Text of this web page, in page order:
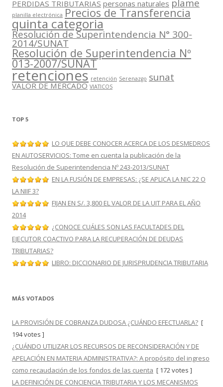
PERDIDAS TRIBUTARIAS personas naturales plame
planilla electrónica Precios de Transferencia
quinta categoria
Resolución de Superintendencia N° 300-
2014/SUNAT
Resolución de Superintendencia Nº
013-2007/SUNAT
retenciones retención Serenazgo sunat
VALOR DE MERCADO VIATICOS
TOP 5
LO QUE DEBE CONOCER ACERCA DE LOS DESMEDROS
EN AUTOSERVICIOS: Tome en cuenta la publicación de la
Resolución de Superintendencia Nº 243-2013/SUNAT
EN LA FUSIÓN DE EMPRESAS: ¿SE APLICA LA NIC 22 O
LA NIIF 3?
FIJAN EN S/. 3,800 EL VALOR DE LA UIT PARA EL AÑO
2014
¿CONOCE CUÁLES SON LAS FACULTADES DEL
EJECUTOR COACTIVO PARA LA RECUPERACIÓN DE DEUDAS
TRIBUTARIAS?
LIBRO: DICCIONARIO DE JURISPRUDENCIA TRIBUTARIA
MÁS VOTADOS
LA PROVISIÓN DE COBRANZA DUDOSA ¿CUÁNDO EFECTUARLA? [
194 votes ]
¿CUÁNDO UTILIZAR LOS RECURSOS DE RECONSIDERACIÓN Y DE
APELACIÓN EN MATERIA ADMINISTRATIVA?: A propósito del ingreso
como recaudación de los fondos de las cuenta [ 172 votes ]
LA DEFINICIÓN DE CONCIENCIA TRIBUTARIA Y LOS MECANISMOS